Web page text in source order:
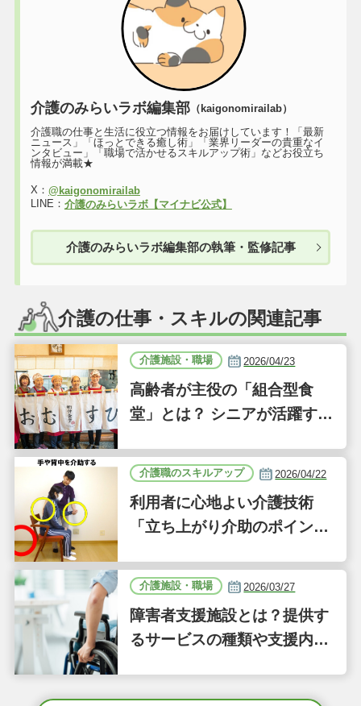
介護のみらいラボ編集部（kaigonomirailab）
介護職の仕事と生活に役立つ情報をお届けしています！「最新
ニュース」「ほっとできる癒し術」「業界リーダーの貴重なイ
ンタビュー」「職場で活かせるスキルアップ術」などお役立ち
情報が満載★
X： @kaigonomirailab
LINE： 介護のみらいラボ【マイナビ公式】
介護のみらいラボ編集部の執筆・監修記事
介護の仕事・スキルの関連記事
介護施設・職場 2026/04/23
高齢者が主役の「組合型食
堂」とは？ シニアが活躍する
D」に注目｜気になるあの介
護施設
介護職のスキルアップ 2026/04/22
利用者に心地よい介護技術
「立ち上がり介助のポイン
（41）
介護施設・職場 2026/03/27
障害者支援施設とは？提供す
るサービスの種類や支援内容